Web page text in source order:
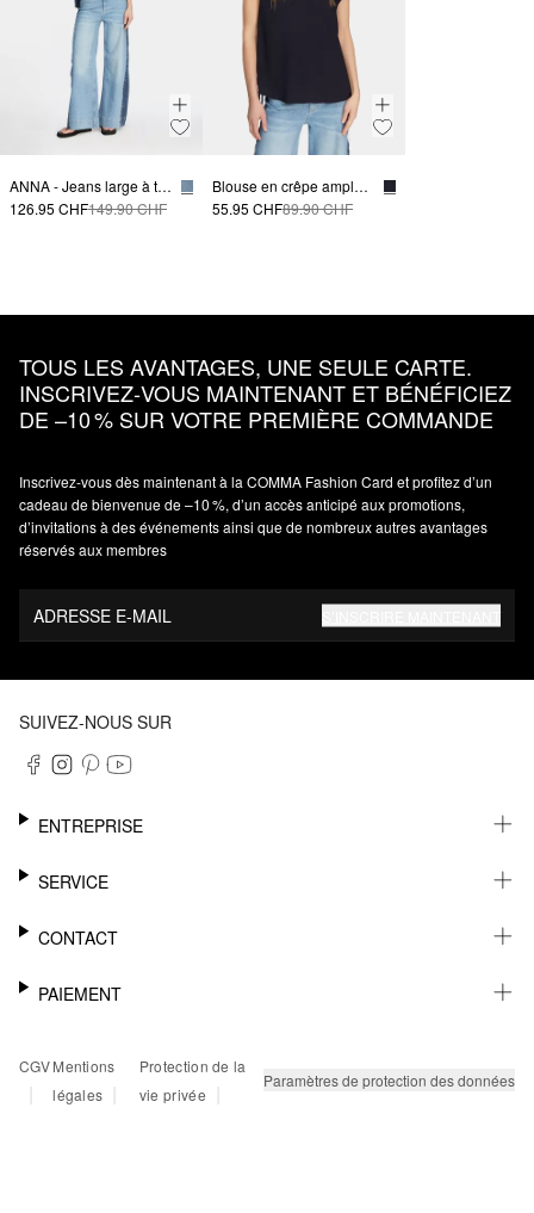
ANNA - Jeans large à taille haute et bandes contrastées
126.95 CHF149.90 CHF
Blouse en crêpe ample avec détails à nouer
55.95 CHF89.90 CHF
TOUS LES AVANTAGES, UNE SEULE CARTE.
INSCRIVEZ‑VOUS MAINTENANT ET BÉNÉFICIEZ
DE –10 % SUR VOTRE PREMIÈRE COMMANDE
Inscrivez‑vous dès maintenant à la COMMA Fashion Card et profitez d’un
cadeau de bienvenue de –10 %, d’un accès anticipé aux promotions,
d’invitations à des événements ainsi que de nombreux autres avantages
réservés aux membres
ADRESSE E-MAIL
SUIVEZ-NOUS SUR
ENTREPRISE
CARRIÈRE
SERVICE
NEWSLETTER
MÉMO
RETOURS
FAQ
CONTACT
AIDE
PAIEMENT
PAYPAL
CARTE BANCAIRE
CGV
|
Mentions
légales |
Protection de la
vie privée
| Paramètres de protection des données